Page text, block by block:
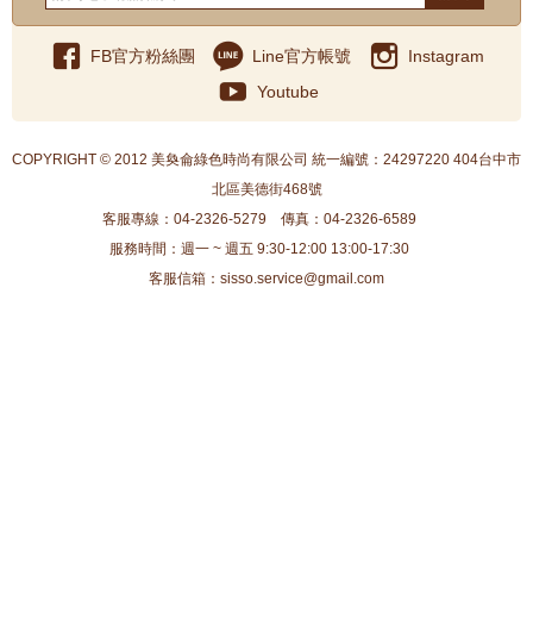
FB官方粉絲團 Line官方帳號
Instagram
Youtube
COPYRIGHT © 2012 美奐侖綠色時尚有限公司 統一編號：24297220 404台中市
北區美德街468號
客服專線：04-2326-5279 傳真：04-2326-6589
服務時間：週一 ~ 週五 9:30-12:00 13:00-17:30
客服信箱：sisso.service@gmail.com